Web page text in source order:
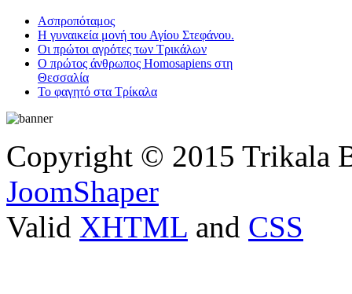
Ασπροπόταμος
Η γυναικεία μονή του Αγίου Στεφάνου.
Οι πρώτοι αγρότες των Τρικάλων
Ο πρώτος άνθρωπος Homosapiens στη
Θεσσαλία
Το φαγητό στα Τρίκαλα
Copyright © 2015 Trikala
JoomShaper
Valid XHTML and CSS